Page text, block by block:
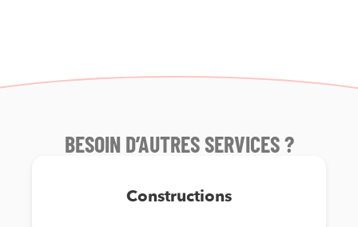
BESOIN D’AUTRES SERVICES ?
Constructions